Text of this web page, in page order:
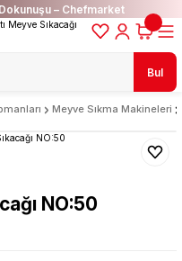
– Chefmarket
Bul
Meyve Sıkma Makineleri
NO:50